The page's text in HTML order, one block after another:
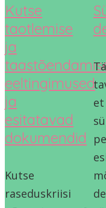
Kutse
taotlemise
ja
eeltingimused
ja
esitatavad
dokumendid
Kutse
raseduskriisi
et